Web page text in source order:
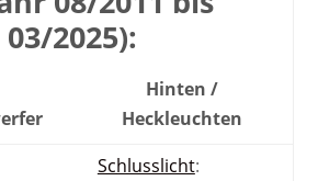
03/2025):
Hinten /
Heck­leuchten
Schlusslicht: